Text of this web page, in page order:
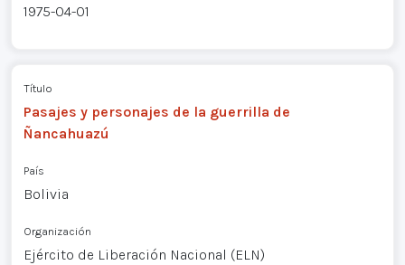
1975-04-01
Título
Pasajes y personajes de la guerrilla de
Ñancahuazú
País
Bolivia
Organización
Ejército de Liberación Nacional (ELN)